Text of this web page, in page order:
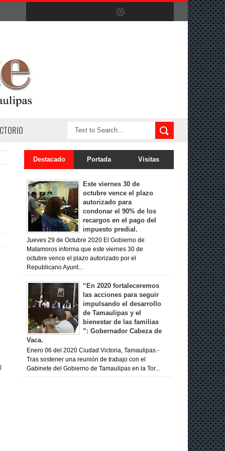
Destacado Portada Visitas
Este viernes 30 de
octubre vence el plazo
autorizado para
condonar el 90% de los
recargos en el pago del
impuesto predial.
Jueves 29 de Octubre 2020 El Gobierno de
Matamoros informa que este viernes 30 de
octubre vence el plazo autorizado por el
Republicano Ayunt...
“En 2020 fortaleceremos
las acciones para seguir
impulsando el desarrollo
de Tamaulipas y el
bienestar de las familias
”: Gobernador Cabeza de
Vaca.
Enero 06 del 2020 Ciudad Victoria, Tamaulipas.-
Tras sostener una reunión de trabajo con el
Gabinete del Gobierno de Tamaulipas en la Tor...